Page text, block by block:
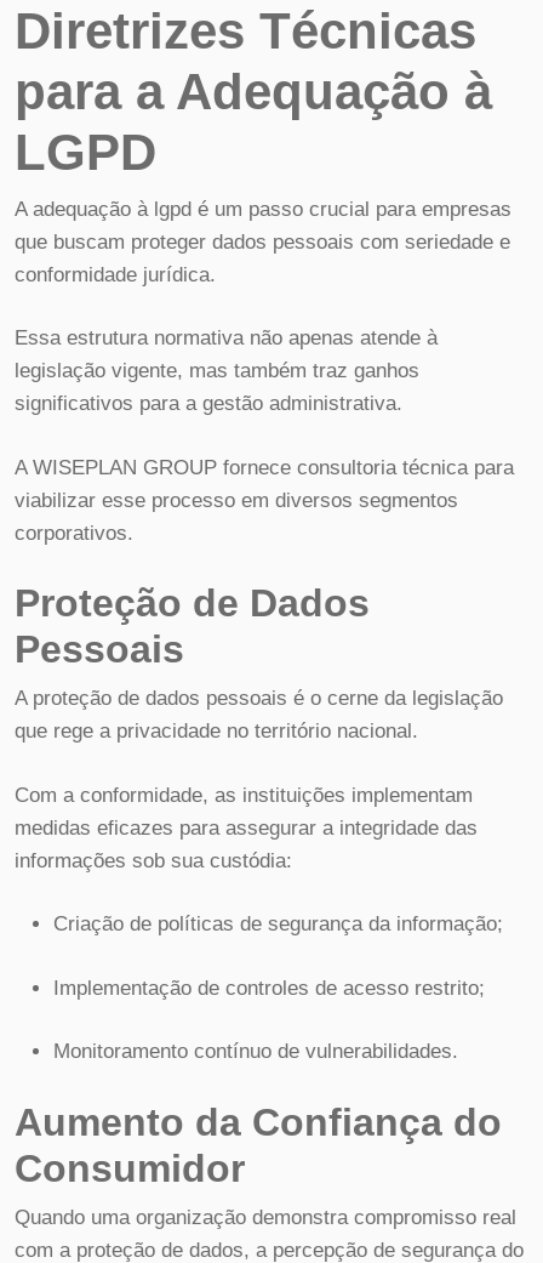
Diretrizes Técnicas
para a Adequação à
LGPD
A adequação à lgpd é um passo crucial para empresas
que buscam proteger dados pessoais com seriedade e
conformidade jurídica.
Essa estrutura normativa não apenas atende à
legislação vigente, mas também traz ganhos
significativos para a gestão administrativa.
A WISEPLAN GROUP fornece consultoria técnica para
viabilizar esse processo em diversos segmentos
corporativos.
Proteção de Dados
Pessoais
A proteção de dados pessoais é o cerne da legislação
que rege a privacidade no território nacional.
Com a conformidade, as instituições implementam
medidas eficazes para assegurar a integridade das
informações sob sua custódia:
Criação de políticas de segurança da informação;
Implementação de controles de acesso restrito;
Monitoramento contínuo de vulnerabilidades.
Aumento da Confiança do
Consumidor
Quando uma organização demonstra compromisso real
com a proteção de dados, a percepção de segurança do